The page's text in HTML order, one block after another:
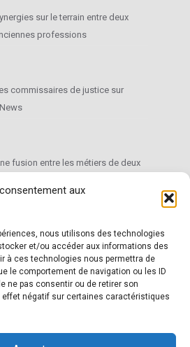
aux
nous utilisons des technologies
et/ou accéder aux informations des
à ces technologies nous permettra de
le comportement de navigation ou les ID
ne pas consentir ou de retirer son
négatif sur certaines caractéristiques
sur le terrain entre deux
professions
commissaires de justice sur
fusion entre les métiers de deux
droit de l’immobilier au cœur des
du commissaire de justice